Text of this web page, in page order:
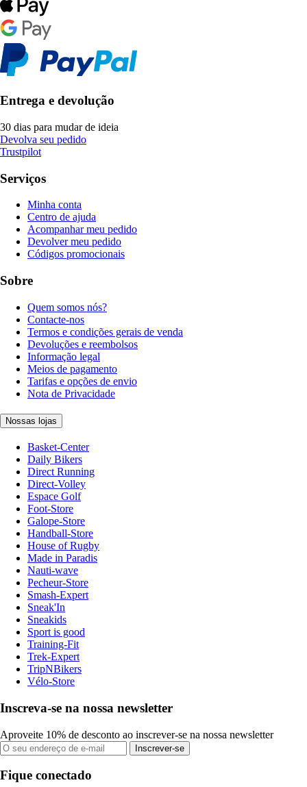
Entrega e devolução
30 dias para mudar de ideia
Devolva seu pedido
Trustpilot
Serviços
Minha conta
Centro de ajuda
Acompanhar meu pedido
Devolver meu pedido
Códigos promocionais
Sobre
Quem somos nós?
Contacte-nos
Termos e condições gerais de venda
Devoluções e reembolsos
Informação legal
Meios de pagamento
Tarifas e opções de envio
Nota de Privacidade
Nossas lojas
Basket-Center
Daily Bikers
Direct Running
Direct-Volley
Espace Golf
Foot-Store
Galope-Store
Handball-Store
House of Rugby
Made in Paradis
Nauti-wave
Pecheur-Store
Smash-Expert
Sneak'In
Sneakids
Sport is good
Training-Fit
Trek-Expert
TripNBikers
Vélo-Store
Inscreva-se na nossa newsletter
Aproveite 10% de desconto ao inscrever-se na nossa newsletter
Inscrever-se
Fique conectado